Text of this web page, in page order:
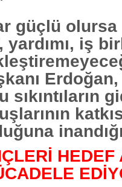
güçlü
iş
sıkıntıların
HEDEF